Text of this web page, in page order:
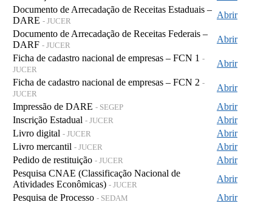
Documento de Arrecadação de Receitas Estaduais –
DARE - JUCER
Abrir
Documento de Arrecadação de Receitas Federais –
DARF - JUCER
Abrir
Ficha de cadastro nacional de empresas – FCN 1 -
JUCER
Abrir
Ficha de cadastro nacional de empresas – FCN 2 -
JUCER
Abrir
Impressão de DARE - SEGEP
Abrir
Inscrição Estadual - JUCER
Abrir
Livro digital - JUCER
Abrir
Livro mercantil - JUCER
Abrir
Pedido de restituição - JUCER
Abrir
Pesquisa CNAE (Classificação Nacional de
Atividades Econômicas) - JUCER
Abrir
Pesquisa de Processo - SEDAM
Abrir